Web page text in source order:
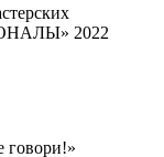
2022
говори!»